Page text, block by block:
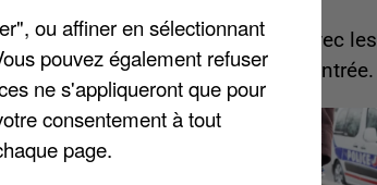
commun" avec les
partis à la rentrée.
ou affiner en sélectionnant
pouvez également refuser
ne s'appliqueront que pour
consentement à tout
page.